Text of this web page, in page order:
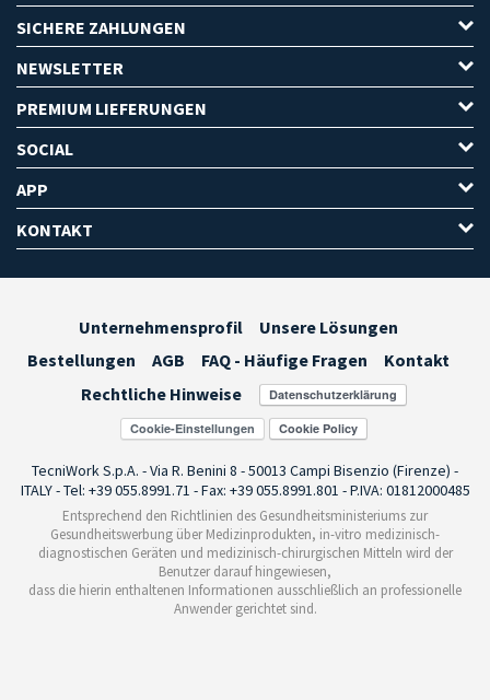
SICHERE ZAHLUNGEN
NEWSLETTER
PREMIUM LIEFERUNGEN
SOCIAL
APP
KONTAKT
Unternehmensprofil
Unsere Lösungen
Bestellungen
AGB FAQ - Häufige Fragen
Kontakt
Rechtliche Hinweise
Cookie-Einstellungen
TecniWork S.p.A. - Via R. Benini 8 - 50013 Campi Bisenzio (Firenze) -
ITALY - Tel: +39 055.8991.71 - Fax: +39 055.8991.801 - P.IVA: 01812000485
Entsprechend den Richtlinien des Gesundheitsministeriums zur
Gesundheitswerbung über Medizinprodukten, in-vitro medizinisch-
diagnostischen Geräten und medizinisch-chirurgischen Mitteln wird der
Benutzer darauf hingewiesen,
dass die hierin enthaltenen Informationen ausschließlich an professionelle
Anwender gerichtet sind.